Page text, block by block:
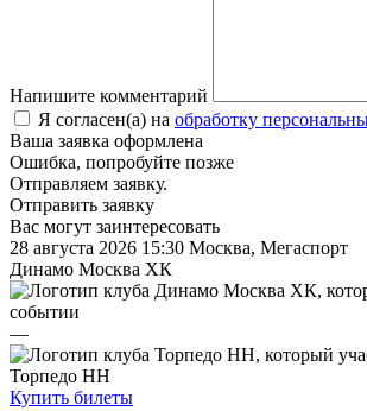
Напишите комментарий
Я согласен(а) на обработку
Ваша заявка оформлена
Ошибка, попробуйте позже
Отправляем заявку.
Отправить заявку
Вас могут заинтересовать
28 августа 2026 15:30 Москва, Мегаспорт
Динамо Москва ХК
—
Торпедо НН
Купить билеты